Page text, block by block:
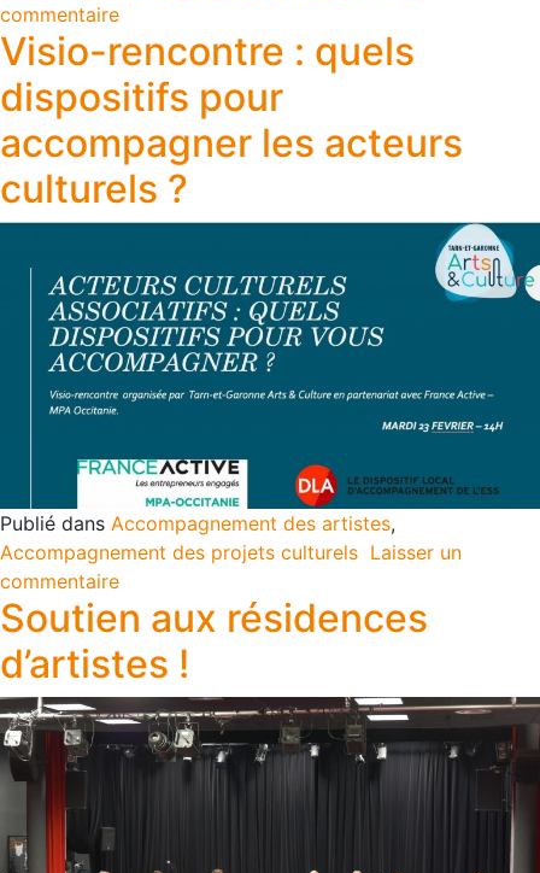
commentaire
Visio-rencontre : quels
dispositifs pour
accompagner les acteurs
culturels ?
Publié dans Accompagnement des artistes,
Accompagnement des projets culturels Laisser un
commentaire
Soutien aux résidences
d’artistes !